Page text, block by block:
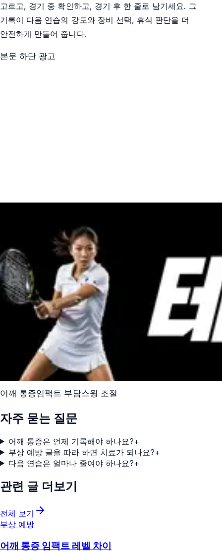
고르고, 경기 중 확인하고, 경기 후 한 줄로 남기세요. 그
기록이 다음 연습의 강도와 장비 선택, 휴식 판단을 더
안전하게 만들어 줍니다.
본문 하단 광고
어깨 통증임팩트 부담스윙 조절
자주 묻는 질문
어깨 통증은 언제 기록해야 하나요?+
부상 예방 글을 따라 하면 치료가 되나요?+
다음 연습은 얼마나 줄여야 하나요?+
관련 글 더보기
전체 보기
부상 예방
어깨 통증 임팩트 레벨 차이